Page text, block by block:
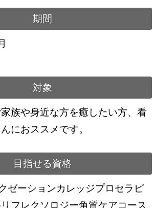
期間
対象
族や身近な方を癒したい方、看
におススメです。
目指せる資格
ゼーションカレッジプロセラピ
フレクソロジー角質ケアコース